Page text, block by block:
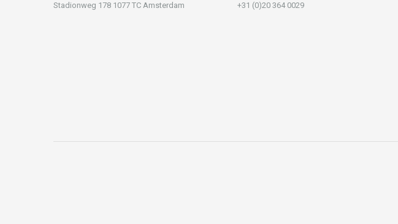
Stadionweg 178 1077 TC Amsterdam +31 (0)20 364 0029